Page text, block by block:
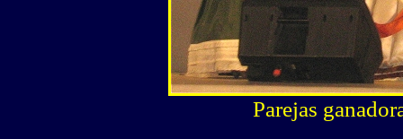
Parejas